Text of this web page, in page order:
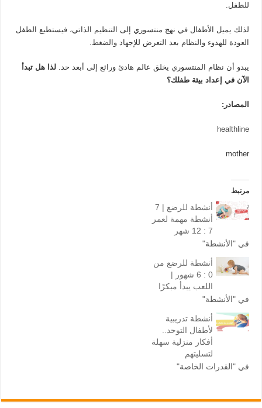
للطفل.
لذلك يميل الأطفال في نهج منتسوري إلى التنظيم الذاتي، فيستطيع الطفل
العودة للهدوء والنظام بعد التعرض للإجهاد والضغط.
يبدو أن نظام المنتسوري يخلق عالم هادئ ورائع إلى أبعد حد.لذا هل تبدأ
الآن في إعداد بيئة طفلك؟
المصادر:
healthline
mother
مرتبط
أنشطة للرضع | 7
أنشطة مهمة لعمر
7 : 12 شهر
في "‎الأنشطة"
أنشطة للرضع من
0 : 6 شهور |
اللعب يبدأ مبكرًا
في "‎الأنشطة"
أنشطة تدريبية
لأطفال التوحد..
أفكار منزلية سهلة
لتسليتهم
في "القدرات الخاصة"